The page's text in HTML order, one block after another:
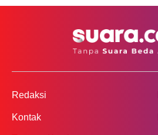
Redaksi
Kontak